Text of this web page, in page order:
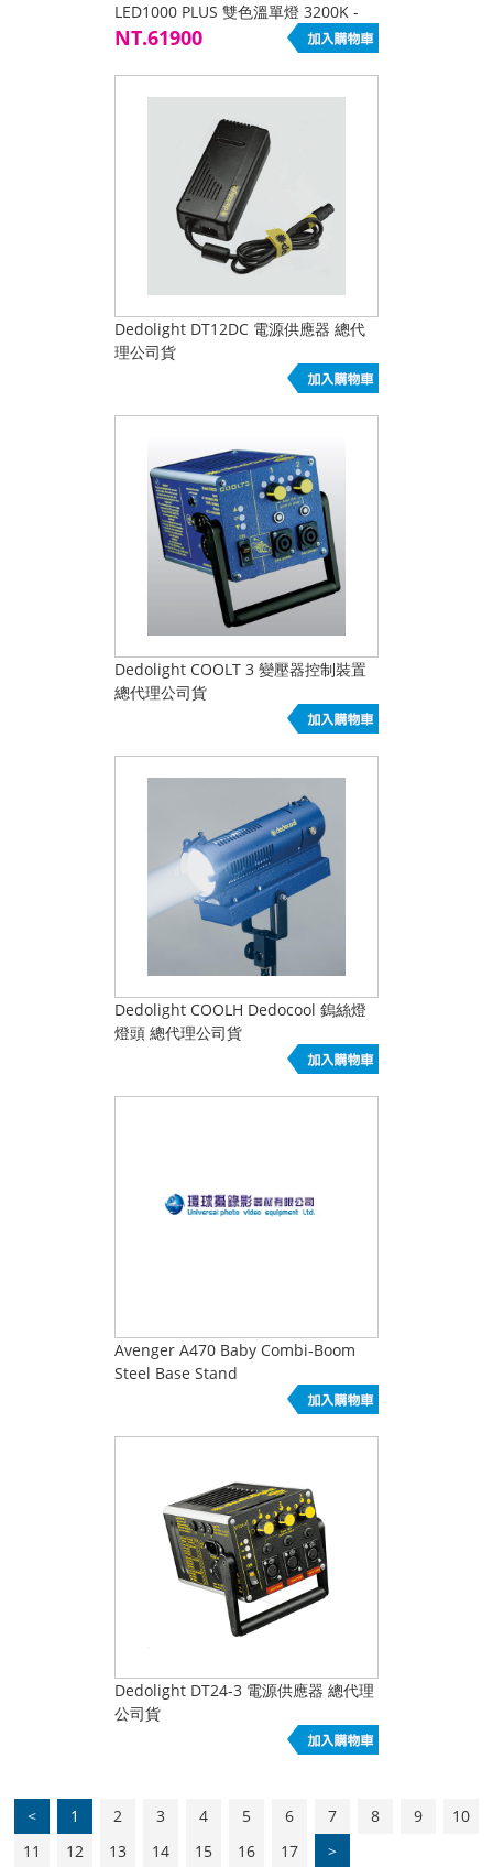
LED1000 PLUS 雙色溫單燈 3200K -
5600K PLUS SERIES
NT.61900
Dedolight DT12DC 電源供應器 總代
理公司貨
Dedolight COOLT 3 變壓器控制裝置
總代理公司貨
Dedolight COOLH Dedocool 鎢絲燈
燈頭 總代理公司貨
Avenger A470 Baby Combi-Boom
Steel Base Stand
Dedolight DT24-3 電源供應器 總代理
公司貨
< 1 2 3 4 5 6 7 8 9
10
11
12 13 14 15 16 17 >